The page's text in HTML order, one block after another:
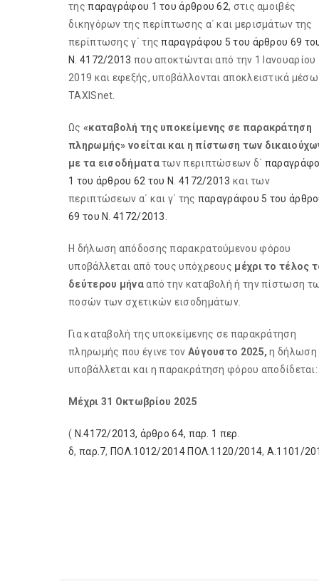
τηςπαραγράφου 1 του άρθρου 62, στις αμοιβές
δικηγόρων της περίπτωσης α΄ και μερισμάτων της
περίπτωσης γ΄ τηςπαραγράφου 5 του άρθρου 69
Ν. 4172/2013 που αποκτώνται από την 1 Ιανουαρίου
2019 και εφεξής, υποβάλλονται αποκλειστικά μέσω
TAXISnet.
Ως «καταβολή της υποκείμενης σε παρακράτηση
πληρωμής» νοείται και η πίστωση των
με τα εισοδήματατων περιπτώσεων δ΄
1 του άρθρου 62 του Ν. 4172/2013 και των
περιπτώσεων α΄ και γ΄ της παραγράφου 5 του
69 του Ν. 4172/2013
Η δήλωση απόδοσης παρακρατούμενου φόρου
υποβάλλεται από τους υπόχρεους μέχρι το τέλος
δεύτερου μήνααπό την καταβολή ή την πίστωση
ποσών των σχετικών εισοδημάτων.
Για καταβολή της υποκείμενης σε παρακράτηση
πληρωμής που έγινε τον Αύγουστο 2025, η δήλωση
υποβάλλεται και η παρακράτηση φόρου αποδίδεται:
Μέχρι 31 Οκτωβρίου 2025
( Ν.4172/2013, άρθρο 64, παρ. 1 περ.
δ, παρ.7, ΠΟΛ.1012/2014 ΠΟΛ.1120/2014, Α.1101/